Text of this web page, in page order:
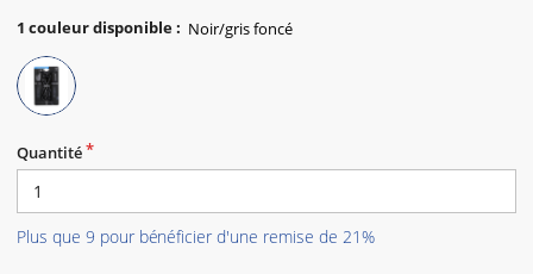
1 couleur disponible:
Quantité
Plus que 9 pour bénéficier d'une remise de 21%